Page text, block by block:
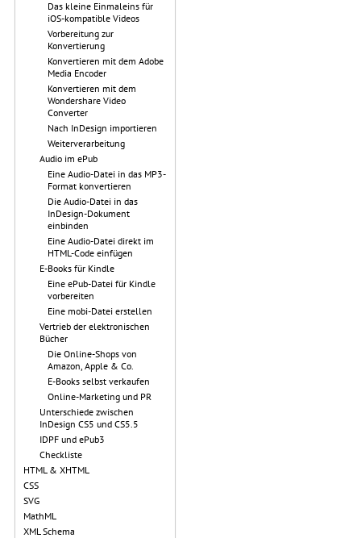
Das kleine Einmaleins für
iOS-kompatible Videos
Vorbereitung zur
Konvertierung
Konvertieren mit dem Adobe
Media Encoder
Konvertieren mit dem
Wondershare Video
Converter
Nach InDesign importieren
Weiterverarbeitung
Audio im ePub
Eine Audio-Datei in das MP3-
Format konvertieren
Die Audio-Datei in das
InDesign-Dokument
einbinden
Eine Audio-Datei direkt im
HTML-Code einfügen
E-Books für Kindle
Eine ePub-Datei für Kindle
vorbereiten
Eine mobi-Datei erstellen
Vertrieb der elektronischen
Bücher
Die Online-Shops von
Amazon, Apple & Co.
E-Books selbst verkaufen
Online-Marketing und PR
Unterschiede zwischen
InDesign CS5 und CS5.5
IDPF und ePub3
Checkliste
HTML & XHTML
CSS
SVG
MathML
XML Schema